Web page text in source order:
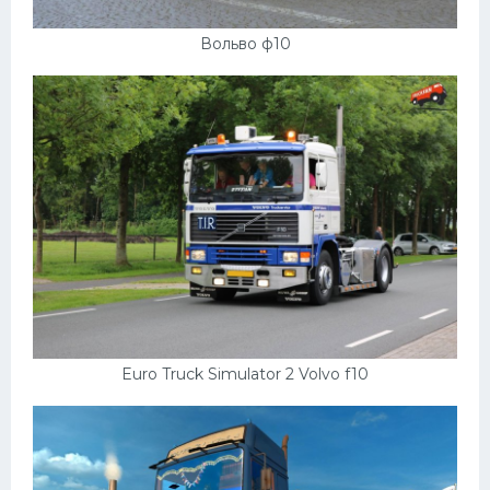
Вольво ф10
Euro Truck Simulator 2 Volvo f10